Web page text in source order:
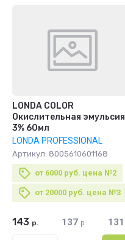
LONDA COLOR
Окислительная эмульсия
3% 60мл
LONDA PROFESSIONAL
Артикул: 8005610601168
от 6000 руб. цена №2
от 20000 руб. цена №3
143 р. 137 р. 131